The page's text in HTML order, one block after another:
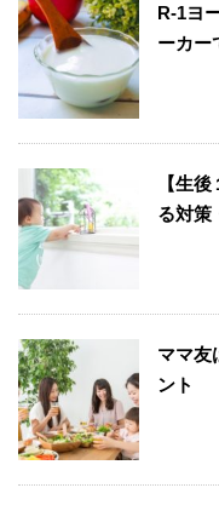
R-1ヨ
ーカー
【生
る対策
ママ友
ント